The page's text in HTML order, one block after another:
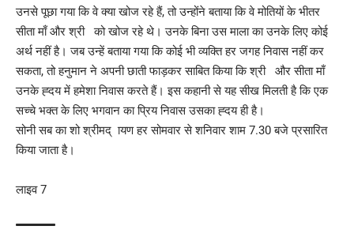
उनसे पूछा गया कि वे क्या खोज रहे हैं, तो उन्होंने बताया कि वे मोतियों के भीतर
सीता माँ और श्री को खोज रहे थे। उनके बिना उस माला का उनके लिए कोई
अर्थ नहीं है। जब उन्हें बताया गया कि कोई भी व्यक्ति हर जगह निवास नहीं कर
सकता, तो हनुमान ने अपनी छाती फाड़कर साबित किया कि श्री और सीता माँ
उनके ह्दय में हमेशा निवास करते हैं। इस कहानी से यह सीख मिलती है कि एक
सच्चे भक्त के लिए भगवान का प्रिय निवास उसका ह्दय ही है।
सोनी सब का शो श्रीमद् ायण हर सोमवार से शनिवार शाम 7.30 बजे प्रसारित
किया जाता है।
लाइव 7